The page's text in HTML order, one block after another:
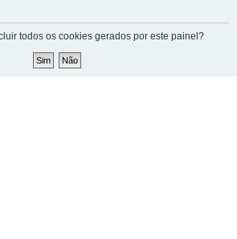
todos os cookies gerados por este painel?